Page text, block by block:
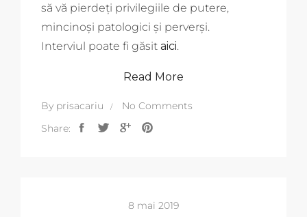
să vă pierdeți privilegiile de putere,
mincinoși patologici și perverși.
Interviul poate fi găsit aici.
Read More
By prisacariu
No Comments
Share:
8 mai 2019